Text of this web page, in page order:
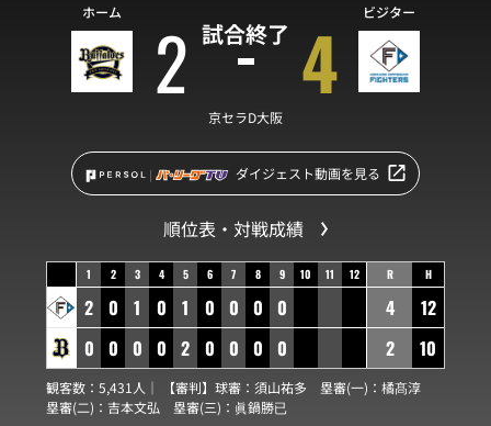
試合終了
ホーム 2 4 ビジター
京セラD大阪
ダイジェスト動画を見る
順位表・対戦成績
1 2 3 4 5 6 7 8 9 10 11 12
2 0 1 0 1 0 0 0 0
0 0 0 0 2 0 0 0 0
R H
4
12
2
10
観客数：5,431人｜ 【審判】球審： 須山祐多 塁審(一)： 橘髙淳
塁審(二)： 吉本文弘 塁審(三)： 眞鍋勝已